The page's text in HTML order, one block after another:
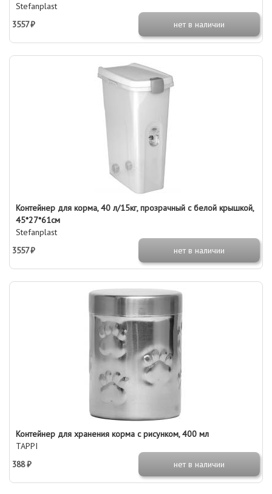
Stefanplast
3557 ₽
нет в наличии
Контейнер для корма, 40 л/15кг, прозрачный с белой крышкой,
45*27*61см
Stefanplast
3557 ₽
нет в наличии
Контейнер для хранения корма с рисунком, 400 мл
TAPPI
388 ₽
нет в наличии